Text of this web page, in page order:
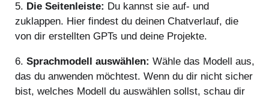
5. Die Seitenleiste: Du kannst sie auf- und
zuklappen. Hier findest du deinen Chatverlauf, die
von dir erstellten GPTs und deine Projekte.
6. Sprachmodell auswählen: Wähle das Modell aus,
das du anwenden möchtest. Wenn du dir nicht sicher
bist, welches Modell du auswählen sollst, schau dir